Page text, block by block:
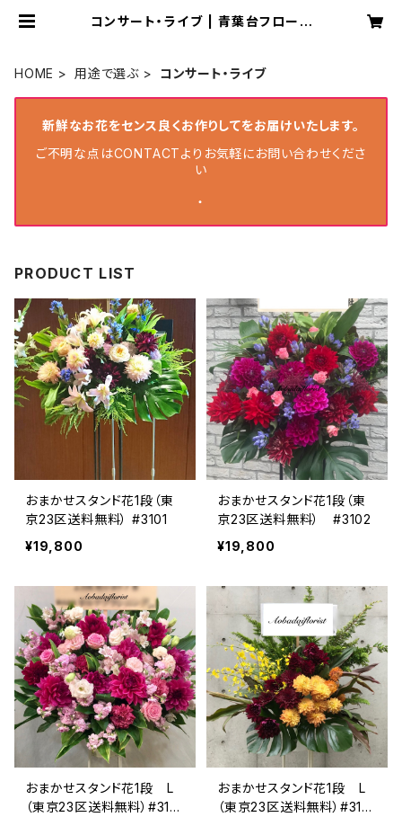
コンサート・ライブ | 青葉台フローリ
HOME 用途で選ぶ コンサート・ライブ
新鮮なお花をセンス良くお作りしてをお届けいたします。
ご不明な点はCONTACTよりお気軽にお問い合わせくださ
い
・
PRODUCT LIST
おまかせスタンド花1段（東
京23区送料無料） #3101
¥19,800
おまかせスタンド花1段（東
京23区送料無料） #3102
¥19,800
おまかせスタンド花1段 L
（東京23区送料無料）#310
おまかせスタンド花1段 L
（東京23区送料無料）#310